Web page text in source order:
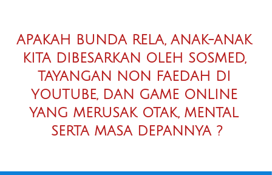
APAKAH BUNDA RELA, ANAK-ANAK
KITA DIBESARKAN OLEH SOSMED,
TAYANGAN NON FAEDAH DI
YOUTUBE, DAN GAME ONLINE
YANG MERUSAK OTAK, MENTAL
SERTA MASA DEPANNYA ?